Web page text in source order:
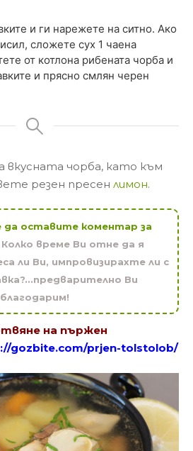
и ги нарежете на ситно. Ако
сложете сух 1 чаена
от котлона рибената чорба и
и прясно смлян черен
вкусната чорба, като към
резен пресен лимон.
да оставите коментар за
Колко време Ви отне да я
ли Ви, импровизирахте ли с
Ви
благодарим!
на пържен
gozbite.com/prjen-tolstolob/